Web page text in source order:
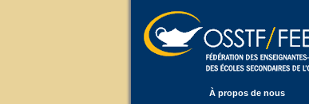
À propos de nous